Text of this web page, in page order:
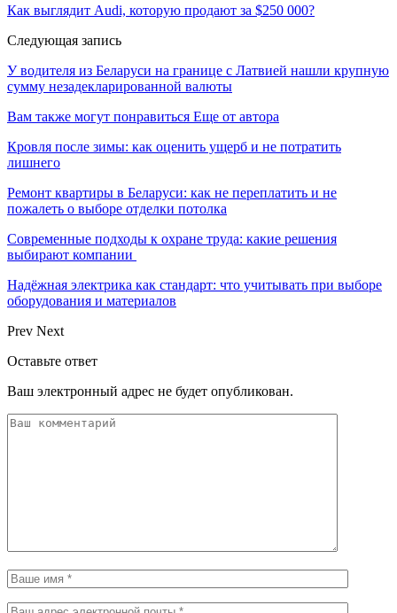
Как выглядит Audi, которую продают за $250 000?
Следующая запись
У водителя из Беларуси на границе с Латвией нашли крупную
сумму незадекларированной валюты
Вам также могут понравиться Еще от автора
Кровля после зимы: как оценить ущерб и не потратить
лишнего
Ремонт квартиры в Беларуси: как не переплатить и не
пожалеть о выборе отделки потолка
Современные подходы к охране труда: какие решения
выбирают компании
Надёжная электрика как стандарт: что учитывать при выборе
оборудования и материалов
Prev Next
Оставьте ответ
Ваш электронный адрес не будет опубликован.